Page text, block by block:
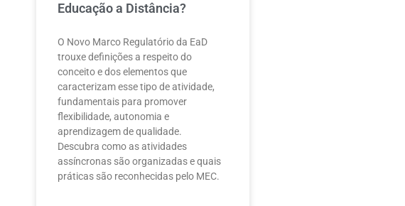
Educação a Distância?
O Novo Marco Regulatório da EaD
trouxe definições a respeito do
conceito e dos elementos que
caracterizam esse tipo de atividade,
fundamentais para promover
flexibilidade, autonomia e
aprendizagem de qualidade.
Descubra como as atividades
assíncronas são organizadas e quais
práticas são reconhecidas pelo MEC.